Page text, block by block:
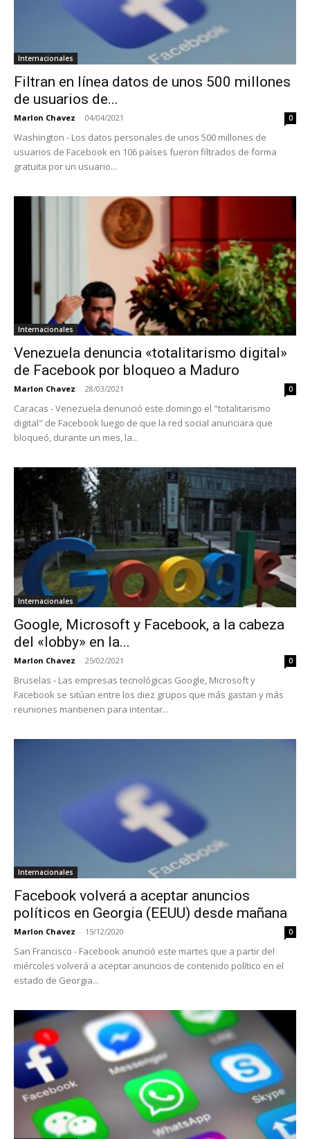
Internacionales
Filtran en línea datos de unos 500 millones
de usuarios de...
Marlon Chavez - 04/04/2021 0
Washington - Los datos personales de unos 500 millones de
usuarios de Facebook en 106 países fueron filtrados de forma
gratuita por un usuario...
Internacionales
Venezuela denuncia «totalitarismo digital»
de Facebook por bloqueo a Maduro
Marlon Chavez - 28/03/2021 0
Caracas - Venezuela denunció este domingo el "totalitarismo
digital" de Facebook luego de que la red social anunciara que
bloqueó, durante un mes, la...
Internacionales
Google, Microsoft y Facebook, a la cabeza
del «lobby» en la...
Marlon Chavez - 25/02/2021 0
Bruselas - Las empresas tecnológicas Google, Microsoft y
Facebook se sitúan entre los diez grupos que más gastan y más
reuniones mantienen para intentar...
Internacionales
Facebook volverá a aceptar anuncios
políticos en Georgia (EEUU) desde mañana
Marlon Chavez - 15/12/2020 0
San Francisco - Facebook anunció este martes que a partir del
miércoles volverá a aceptar anuncios de contenido político en el
estado de Georgia...